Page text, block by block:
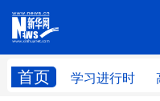
首页 学习进行时